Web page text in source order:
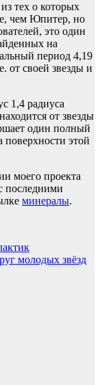
тех о которых
чем Юпитер, но
это один
на
период 4,19
от своей звезды и
1,4 радиуса
от звезды
один полный
поверхности этой
моего проекта
последними
минералы.
молодых звёзд